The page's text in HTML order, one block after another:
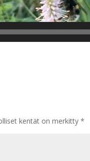
kentät on merkitty*